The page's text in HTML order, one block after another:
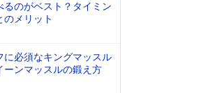
るのがベスト？タイミン
のメリット
に必須なキングマッスル
ーンマッスルの鍛え方